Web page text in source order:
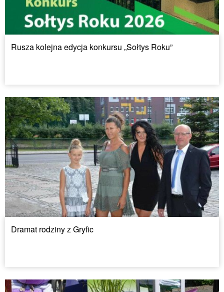
Rusza kolejna edycja konkursu „Sołtys Roku”
Dramat rodziny z Gryfic